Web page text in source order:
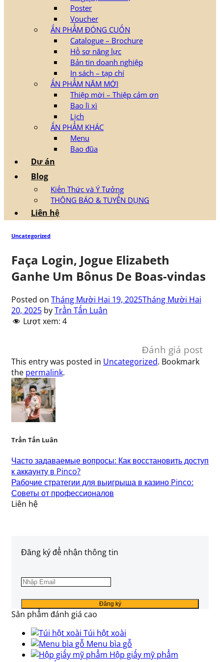
Poster
Voucher
ẤN PHẨM ĐÓNG CUỐN
Catalogue – Brochure
Hồ sơ năng lực
Bản tin doanh nghiệp
In sách – tạp chí
ẤN PHẨM NĂM MỚI
Thiệp mời – Thiệp cảm ơn
Bao lì xì
Lịch
ẤN PHẨM KHÁC
Menu
Bao đũa
Dự án
Blog
Kiến Thức và Ý Tưởng
THÔNG BÁO & TUYỂN DỤNG
Liên hệ
Uncategorized
Faça Login, Jogue Elizabeth
Ganhe Um Bônus De Boas-vindas
Posted on Tháng Mười Hai 19, 2025Tháng Mười Hai
20, 2025 byTrần Tấn Luân
Lượt xem: 4
Đánh giá post
This entry was posted in Uncategorized. Bookmark
the permalink.
Trần Tấn Luân
Часто задаваемые вопросы: Как восстановить доступ
к аккаунту в Pinco?
Рабочие стратегии для выигрыша в казино Pinco:
Советы от профессионалов
Liên hệ
Đăng ký để nhận thông tin
Sản phẩm đánh giá cao
Túi hột xoài
Menu bìa gỗ
Hộp giấy mỹ phẩm